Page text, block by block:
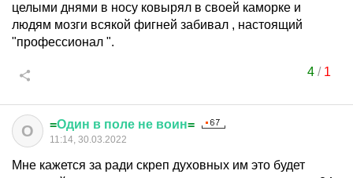
целыми днями в носу ковырял в своей каморке и
людям мозги всякой фигней забивал , настоящий
"профессионал ".
4/ 1
О =Один в поле не воин=
11:14, 30.03.2022
Мне кажется за ради скреп духовных им это будет